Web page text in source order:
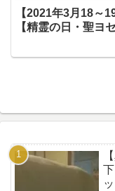
【2021年3月18～
【精霊の日・聖ヨ